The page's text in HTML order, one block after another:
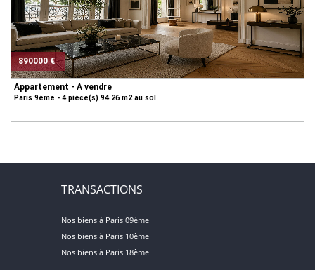
890000 €
Appartement - A vendre
Paris 9ème - 4 pièce(s) 94.26 m2 au sol
TRANSACTIONS
Nos biens à Paris 09ème
Nos biens à Paris 10ème
Nos biens à Paris 18ème